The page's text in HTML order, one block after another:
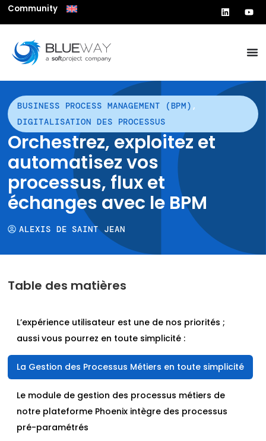
Community
BUSINESS PROCESS MANAGEMENT (BPM) ,
DIGITALISATION DES PROCESSUS
Orchestrez, exploitez et
automatisez vos
processus, flux et
échanges avec le BPM
ALEXIS DE SAINT JEAN
Table des matières
L’expérience utilisateur est une de nos priorités ;
aussi vous pourrez en toute simplicité :
La Gestion des Processus Métiers en toute simplicité
Le module de gestion des processus métiers de
notre plateforme Phoenix intègre des processus
pré-paramétrés